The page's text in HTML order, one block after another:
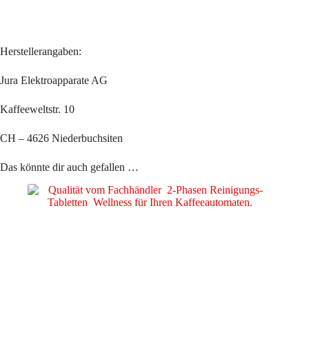
Herstellerangaben:
Jura Elektroapparate AG
Kaffeeweltstr. 10
CH – 4626 Niederbuchsiten
Das könnte dir auch gefallen …